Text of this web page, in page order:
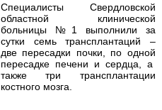
Специалисты Свердловской
областной клинической
больницы №1 выполнили за
сутки семь трансплантаций –
две пересадки почки, по одной
пересадке печени и сердца, а
также три трансплантации
костного мозга.